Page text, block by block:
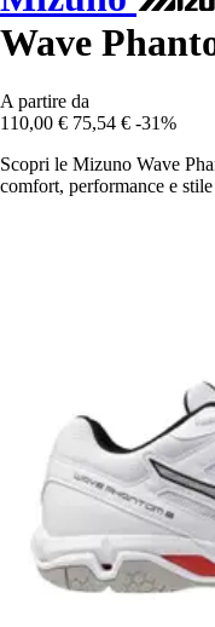
Wave
A partire da
110,00 € 75,54 € -31%
Scopri le Mizuno Wave
comfort, performance e